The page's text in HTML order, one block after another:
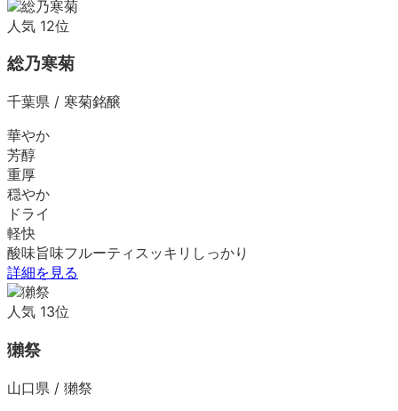
人気 12位
総乃寒菊
千葉県 / 寒菊銘醸
華やか
芳醇
重厚
穏やか
ドライ
軽快
酸味旨味フルーティ スッキリ しっかり
詳細を見る
人気 13位
獺祭
山口県 / 獺祭